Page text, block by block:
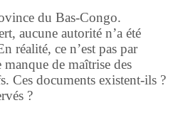
du Bas-Congo.
aucune autorité n’a été
réalité, ce n’est pas par
de maîtrise des
Ces documents existent-ils ?
?